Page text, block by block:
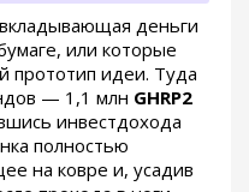
деньги
или которые
прототип идеи. Туда
— 1,1 млн GHRP2
инвестдохода
полностью
на ковре и, усадив